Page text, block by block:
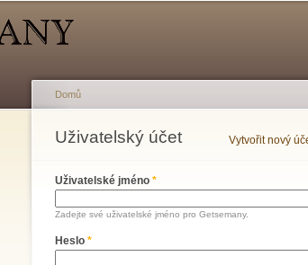
Jste zde
Domů
Uživatelský účet
Hlavní záložky Vytvořit nový
Uživatelské jméno *
Zadejte své uživatelské jméno pro Getsemany.
Heslo *